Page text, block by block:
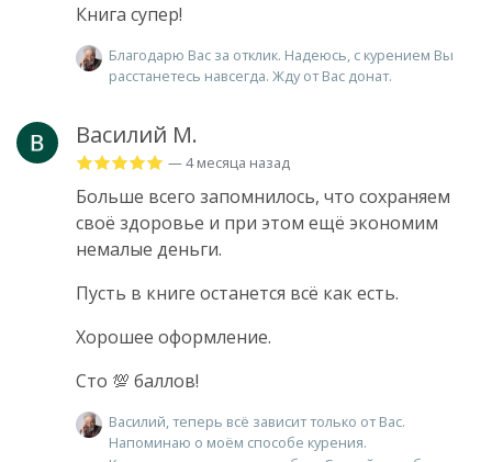
Книга супер!
Благодарю Вас за отклик. Надеюсь, с курением Вы
расстанетесь навсегда. Жду от Вас донат.
Василий М.
— 4 месяца назад
Больше всего запомнилось, что сохраняем
своё здоровье и при этом ещё экономим
немалые деньги.
Пусть в книге останется всё как есть.
Хорошее оформление.
Сто 💯 баллов!
Василий, теперь всё зависит только от Вас.
Напоминаю о моём способе курения.